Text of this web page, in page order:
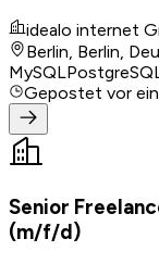
idealo internet
Berlin, Berlin,
MySQL
Gepostet vor
Senior
(m/f/d)